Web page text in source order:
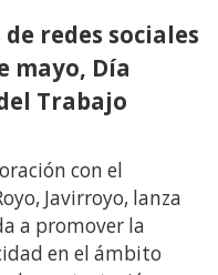
redes sociales
mayo, Día
Trabajo
con el
Javirroyo, lanza
a promover la
en el ámbito